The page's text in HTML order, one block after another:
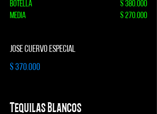
Botella
$ 380.000
Media
$ 270.000
JOSE CUERVO ESPECIAL
$ 370.000
Tequilas Blancos